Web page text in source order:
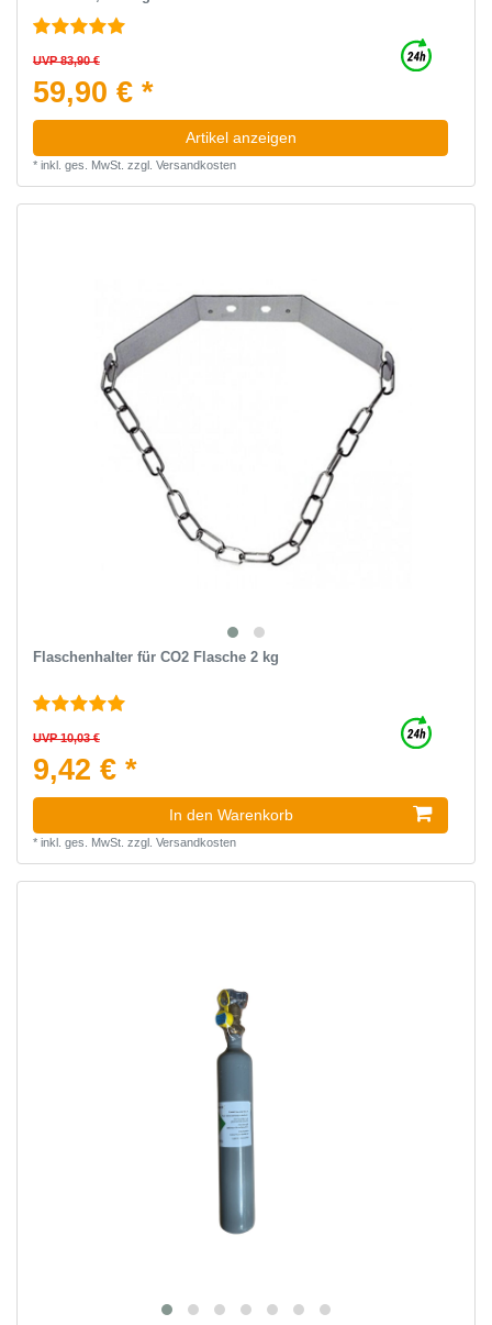
UVP 83,90 €
59,90 € *
Artikel anzeigen
* inkl. ges. MwSt. zzgl. Versandkosten
Flaschenhalter für CO2 Flasche 2 kg
UVP 10,03 €
9,42 € *
In den Warenkorb
* inkl. ges. MwSt. zzgl. Versandkosten